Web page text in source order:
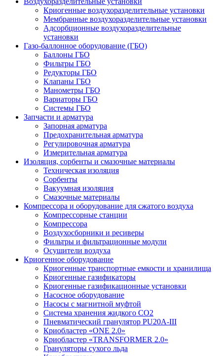
Криогенные воздухоразделительные установки
Мембранные воздухоразделительные установки
Адсорбционные воздухоразделительные
установки
Газо-баллонное оборудование (ГБО)
Баллоны ГБО
Фильтры ГБО
Редукторы ГБО
Клапаны ГБО
Манометры ГБО
Вариаторы ГБО
Системы ГБО
Запчасти и арматура
Запорная арматура
Предохранительная арматура
Регулировочная арматура
Измерительная арматура
Изоляция, сорбенты и смазочные материалы
Техническая изоляция
Сорбенты
Вакуумная изоляция
Смазочные материалы
Компрессора и оборудование для сжатого воздуха
Компрессорные станции
Компрессора
Воздухосборники и ресиверы
Фильтры и фильтрационные модули
Осушители воздуха
Криогенное оборудование
Криогенные транспортные емкости и хранилища
Криогенные газификаторы
Криогенные газификационные установки
Насосное оборудование
Насосы с магнитной муфтой
Система хранения жидкого CO2
Пневматический гранулятор PU20A-III
Криобластер «ONE 2.0»
Криобластер «TRANSFORMER 2.0»
Грануляторы сухого льда